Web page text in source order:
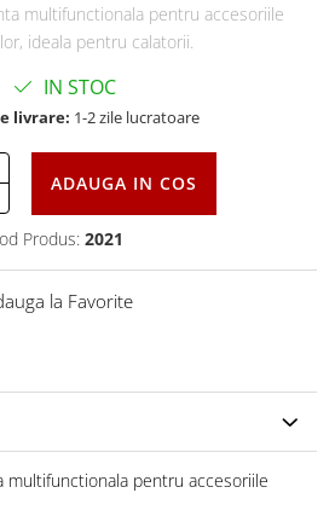
multifunctionala pentru accesoriile
ideala pentru calatorii.
IN STOC
livrare: 1-2 zile lucratoare
ADAUGA IN COS
Produs: 2021
la Favorite
multifunctionala pentru accesoriile